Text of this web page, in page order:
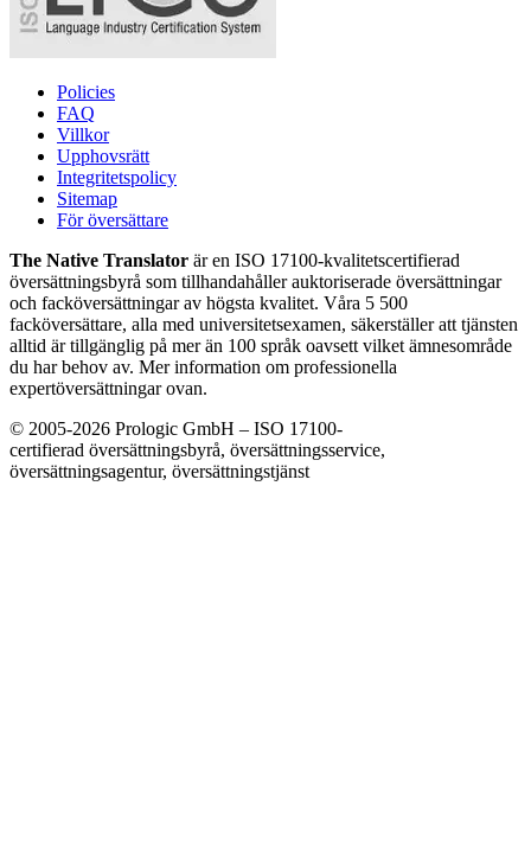
Policies
FAQ
Villkor
Upphovsrätt
Integritetspolicy
Sitemap
För översättare
The Native Translator är en ISO 17100-kvalitetscertifierad
översättningsbyrå som tillhandahåller auktoriserade översättningar
och facköversättningar av högsta kvalitet. Våra 5 500
facköversättare, alla med universitetsexamen, säkerställer att tjänsten
alltid är tillgänglig på mer än 100 språk oavsett vilket ämnesområde
du har behov av. Mer information om professionella
expertöversättningar ovan.
© 2005-2026 Prologic GmbH – ISO 17100-
certifierad översättningsbyrå, översättningsservice,
översättningsagentur, översättningstjänst